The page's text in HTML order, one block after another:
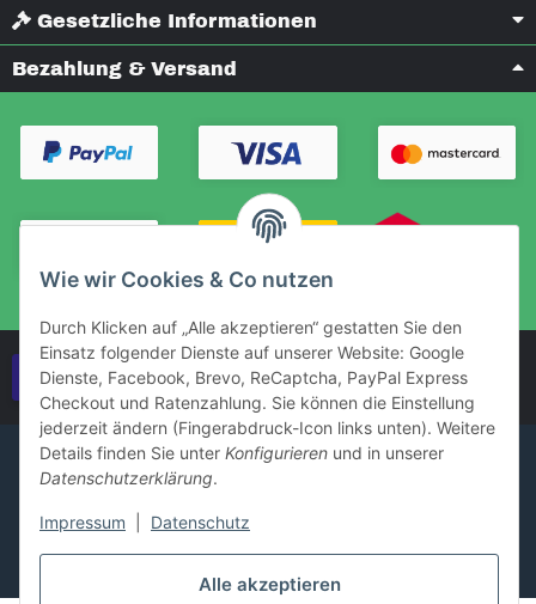
Alle akzeptieren
Wie wir Cookies & Co nutzen
Durch Klicken auf „Alle akzeptieren“ gestatten Sie den
Einsatz folgender Dienste auf unserer Website: Google
Dienste, Facebook, Brevo, ReCaptcha, PayPal Express
Checkout und Ratenzahlung. Sie können die Einstellung
jederzeit ändern (Fingerabdruck-Icon links unten). Weitere
Details finden Sie unter Konfigurieren und in unserer
Datenschutzerklärung.
Impressum Datenschutz
Gesetzliche Informationen
Bezahlung & Versand
Vertrag widerrufen